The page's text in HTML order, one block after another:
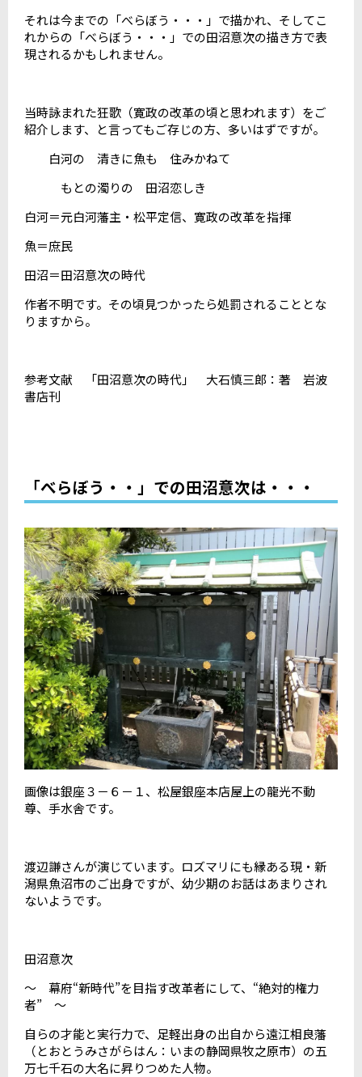
それは今までの「べらぼう・・・」で描かれ、そしてこ
れからの「べらぼう・・・」での田沼意次の描き方で表
現されるかもしれません。
当時詠まれた狂歌（寛政の改革の頃と思われます）をご
紹介します、と言ってもご存じの方、多いはずですが。
白河の 清きに魚も 住みかねて
もとの濁りの 田沼恋しき
白河＝元白河藩主・松平定信、寛政の改革を指揮
魚＝庶民
田沼＝田沼意次の時代
作者不明です。その頃見つかったら処罰されることとな
りますから。
参考文献 「田沼意次の時代」 大石慎三郎：著 岩波
書店刊
「べらぼう・・」での田沼意次は・・・
画像は銀座３－６－１、松屋銀座本店屋上の龍光不動
尊、手水舎です。
渡辺謙さんが演じています。ロズマリにも縁ある現・新
潟県魚沼市のご出身ですが、幼少期のお話はあまりされ
ないようです。
田沼意次
～ 幕府“新時代”を目指す改革者にして、“絶対的権力
者” ～
自らの才能と実行力で、足軽出身の出自から遠江相良藩
（とおとうみさがらはん：いまの静岡県牧之原市）の五
万七千石の大名に昇りつめた人物。